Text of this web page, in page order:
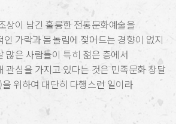
상이 남긴 훌륭한 전통문화예술을
인 가락과 몸놀림에 젖어드는 경향이 없지
많은 사람들이 특히 젊은 층에서
관심을 가지고 있다는 것은 민족문화 창달
위하여 대단히 다행스런 일이라